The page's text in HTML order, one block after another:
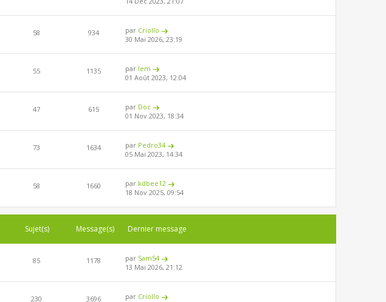
58 934 par Criollo
30 Mai 2026, 23:19
55 1135 par lem
01 Août 2023, 12:04
47 615 par Doc
01 Nov 2023, 18:34
73 1634 par Pedro34
05 Mai 2023, 14:34
58 1660 par kdbee12
18 Nov 2025, 09:54
Sujet(s) Message(s) Dernier message
85 1178 par Sam54
13 Mai 2026, 21:12
230 3696 par Criollo